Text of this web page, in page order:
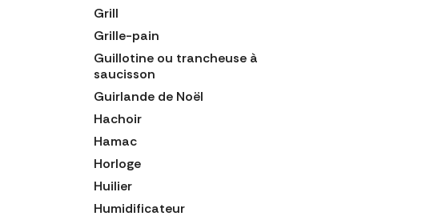
Grill
Grille-pain
Guillotine ou trancheuse à
saucisson
Guirlande de Noël
Hachoir
Hamac
Horloge
Huilier
Humidificateur